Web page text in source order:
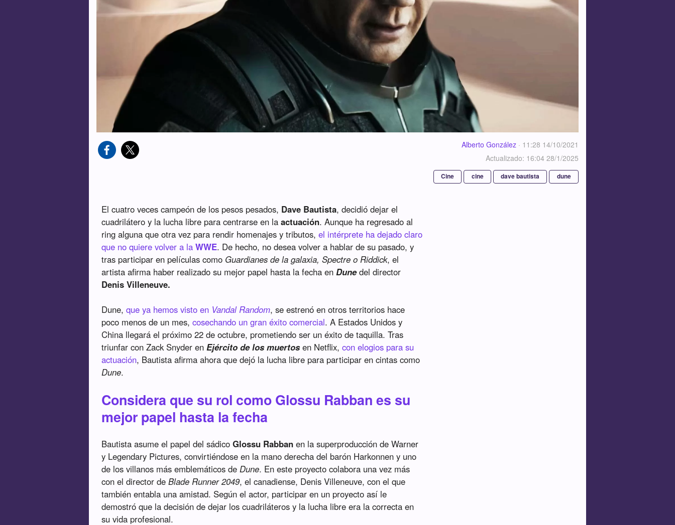
Alberto González · 11:28 14/10/2021
Actualizado: 16:04 28/1/2025
Cine cine dave bautista dune
El cuatro veces campeón de los pesos pesados, Dave Bautista, decidió dejar el
cuadrilátero y la lucha libre para centrarse en laactuación. Aunque ha regresado al
ring alguna que otra vez para rendir homenajes y tributos,el intérprete ha dejado claro
que no quiere volver a laWWE. De hecho, no desea volver a hablar de su pasado, y
tras participar en películas como Guardianes de la galaxia, Spectre o Riddick, el
artista afirma haber realizado su mejor papel hasta la fecha enDunedel director
Denis Villeneuve.
Dune,que ya hemos visto en Vandal Random, se estrenó en otros territorios hace
poco menos de un mes,cosechando un gran éxito comercial. A Estados Unidos y
China llegará el próximo 22 de octubre, prometiendo ser un éxito de taquilla. Tras
triunfar con Zack Snyder enEjército de los muertosen Netflix,con elogios para su
actuación, Bautista afirma ahora que dejó la lucha libre para participar en cintas como
Dune.
Considera que su rol como Glossu Rabban es su
mejor papel hasta la fecha
Bautista asume el papel del sádicoGlossu Rabban en la superproducción de Warner
y Legendary Pictures, convirtiéndose en la mano derecha del barón Harkonnen y uno
de los villanos más emblemáticos deDune. En este proyecto colabora una vez más
con el director deBlade Runner 2049, el canadiense, Denis Villeneuve, con el que
también entabla una amistad. Según el actor, participar en un proyecto así le
demostró que la decisión de dejar los cuadriláteros y la lucha libre era la correcta en
su vida profesional.